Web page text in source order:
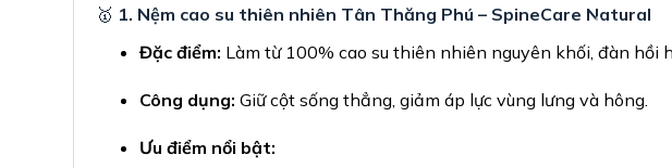
🥇 1. Nệm cao su thiên nhiên Tân Thăng Phú – SpineCare Natural
Đặc điểm: Làm từ 100% cao su thiên nhiên nguyên khối, đàn hồi
Công dụng: Giữ cột sống thẳng, giảm áp lực vùng lưng và hông.
Ưu điểm nổi bật: